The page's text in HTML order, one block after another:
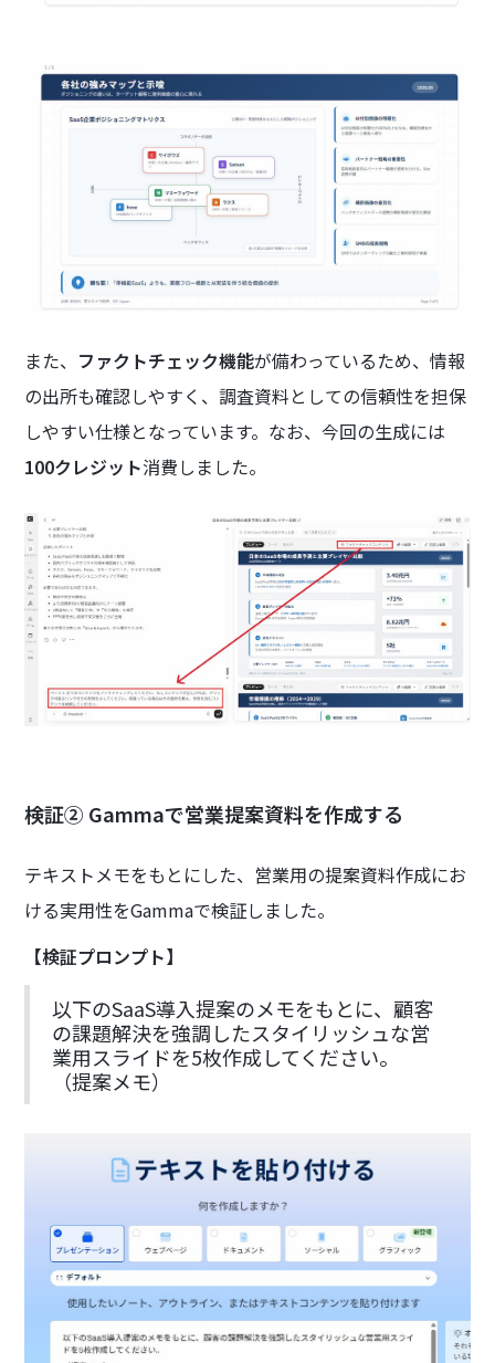
また、 ファクトチェック機能が備わっているため、情報
の出所も確認しやすく、調査資料としての信頼性を担保
しやすい仕様となっています。なお、今回の生成には
100クレジット消費しました。
検証② Gammaで営業提案資料を作成する
テキストメモをもとにした、営業用の提案資料作成にお
ける実用性をGammaで検証しました。
【検証プロンプト】
以下のSaaS導入提案のメモをもとに、顧客
の課題解決を強調したスタイリッシュな営
業用スライドを5枚作成してください。
（提案メモ）